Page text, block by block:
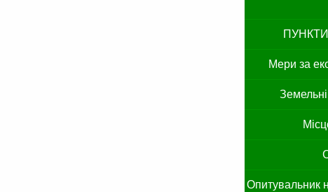
Мери за
Опитувальник